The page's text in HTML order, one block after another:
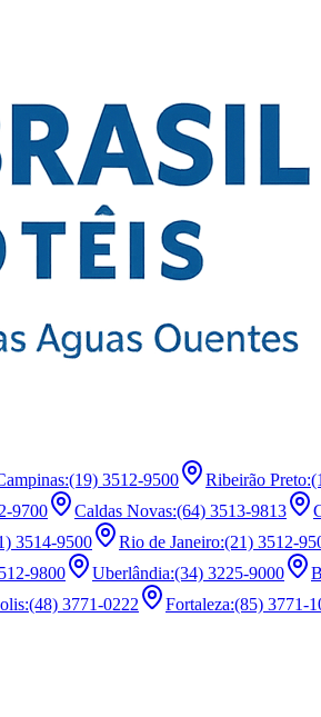
:(19) 3512-9500 Ribeirão Preto:
9700 Caldas Novas:(64) 3513-9813
3514-9500 Rio de Janeiro:(21) 3512-
9800 Uberlândia:(34) 3225-9000
:(48) 3771-0222 Fortaleza:(85) 3771-